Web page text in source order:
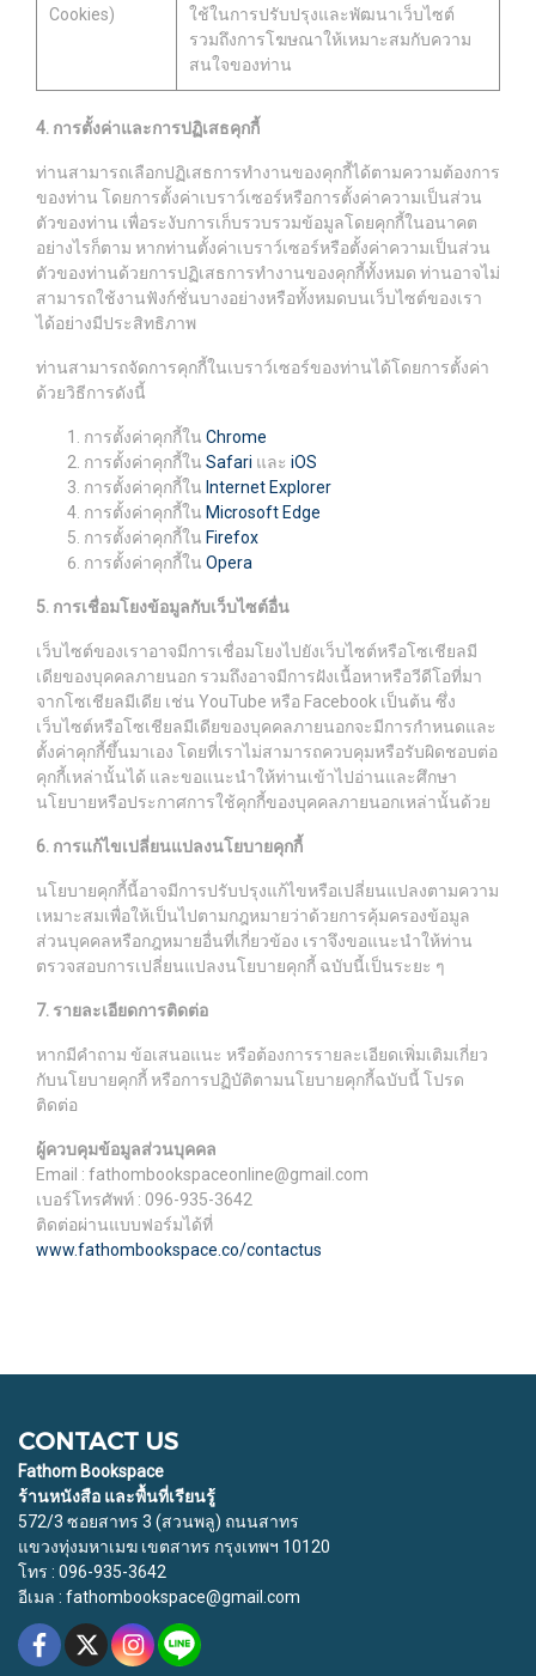
Cookies)
ใช้ในการปรับปรุงและพัฒนาเว็บไซต์
รวมถึงการโฆษณาให้เหมาะสมกับความ
สนใจของท่าน
4. การตั้งค่าและการปฏิเสธคุกกี้
ท่านสามารถเลือกปฏิเสธการทำงานของคุกกี้ได้ตามความต้องการ
ของท่าน โดยการตั้งค่าเบราว์เซอร์หรือการตั้งค่าความเป็นส่วน
ตัวของท่าน เพื่อระงับการเก็บรวบรวมข้อมูลโดยคุกกี้ในอนาคต
อย่างไรก็ตาม หากท่านตั้งค่าเบราว์เซอร์หรือตั้งค่าความเป็นส่วน
ตัวของท่านด้วยการปฏิเสธการทำงานของคุกกี้ทั้งหมด ท่านอาจไม่
สามารถใช้งานฟังก์ชั่นบางอย่างหรือทั้งหมดบนเว็บไซต์ของเรา
ได้อย่างมีประสิทธิภาพ
ท่านสามารถจัดการคุกกี้ในเบราว์เซอร์ของท่านได้โดยการตั้งค่า
ด้วยวิธีการดังนี้
การตั้งค่าคุกกี้ใน Chrome
การตั้งค่าคุกกี้ใน Safari และ iOS
การตั้งค่าคุกกี้ใน Internet Explorer
การตั้งค่าคุกกี้ใน Microsoft Edge
การตั้งค่าคุกกี้ใน Firefox
การตั้งค่าคุกกี้ใน Opera
5. การเชื่อมโยงข้อมูลกับเว็บไซต์อื่น
เว็บไซต์ของเราอาจมีการเชื่อมโยงไปยังเว็บไซต์หรือโซเชียลมี
เดียของบุคคลภายนอก รวมถึงอาจมีการฝังเนื้อหาหรือวีดีโอที่มา
จากโซเชียลมีเดีย เช่น YouTube หรือ Facebook เป็นต้น ซึ่ง
เว็บไซต์หรือโซเชียลมีเดียของบุคคลภายนอกจะมีการกำหนดและ
ตั้งค่าคุกกี้ขึ้นมาเอง โดยที่เราไม่สามารถควบคุมหรือรับผิดชอบต่อ
คุกกี้เหล่านั้นได้ และขอแนะนำให้ท่านเข้าไปอ่านและศึกษา
นโยบายหรือประกาศการใช้คุกกี้ของบุคคลภายนอกเหล่านั้นด้วย
6. การแก้ไขเปลี่ยนแปลงนโยบายคุกกี้
นโยบายคุกกี้นี้อาจมีการปรับปรุงแก้ไขหรือเปลี่ยนแปลงตามความ
เหมาะสมเพื่อให้เป็นไปตามกฎหมายว่าด้วยการคุ้มครองข้อมูล
ส่วนบุคคลหรือกฎหมายอื่นที่เกี่ยวข้อง เราจึงขอแนะนำให้ท่าน
ตรวจสอบการเปลี่ยนแปลงนโยบายคุกกี้ ฉบับนี้เป็นระยะ ๆ
7. รายละเอียดการติดต่อ
หากมีคำถาม ข้อเสนอแนะ หรือต้องการรายละเอียดเพิ่มเติมเกี่ยว
กับนโยบายคุกกี้ หรือการปฏิบัติตามนโยบายคุกกี้ฉบับนี้ โปรด
ติดต่อ
ผู้ควบคุมข้อมูลส่วนบุคคล
Email : fathombookspaceonline@gmail.com
เบอร์โทรศัพท์ : 096-935-3642
ติดต่อผ่านแบบฟอร์มได้ที่
www.fathombookspace.co/contactus
CONTACT US
Fathom Bookspace
ร้านหนังสือ และพื้นที่เรียนรู้
572/3 ซอยสาทร 3 (สวนพลู) ถนนสาทร
แขวงทุ่งมหาเมฆ เขตสาทร กรุงเทพฯ 10120
โทร : 096-935-3642
อีเมล : fathombookspace@gmail.com